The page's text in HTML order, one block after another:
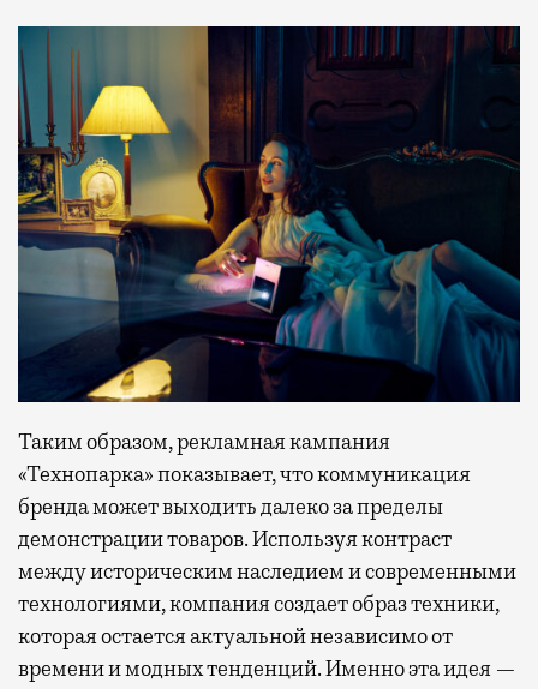
Таким образом, рекламная кампания
«Технопарка» показывает, что коммуникация
бренда может выходить далеко за пределы
демонстрации товаров. Используя контраст
между историческим наследием и современными
технологиями, компания создает образ техники,
которая остается актуальной независимо от
времени и модных тенденций. Именно эта идея —